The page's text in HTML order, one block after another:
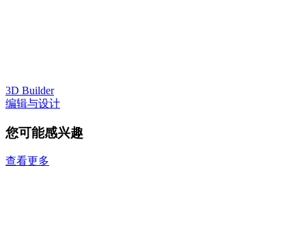
3D Builder
编辑与设计
您可能感兴趣
查看更多